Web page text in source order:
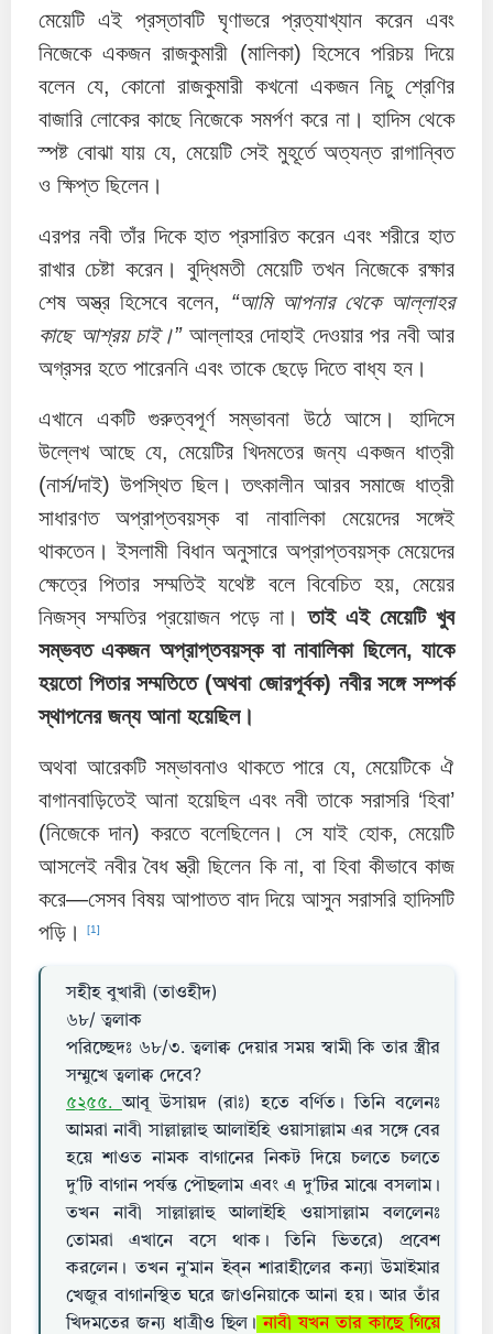
মেয়েটি এই প্রস্তাবটি ঘৃণাভরে প্রত্যাখ্যান করেন এবং
নিজেকে একজন রাজকুমারী (মালিকা) হিসেবে পরিচয় দিয়ে
বলেন যে, কোনো রাজকুমারী কখনো একজন নিচু শ্রেণির
বাজারি লোকের কাছে নিজেকে সমর্পণ করে না। হাদিস থেকে
স্পষ্ট বোঝা যায় যে, মেয়েটি সেই মুহূর্তে অত্যন্ত রাগান্বিত
ও ক্ষিপ্ত ছিলেন।
এরপর নবী তাঁর দিকে হাত প্রসারিত করেন এবং শরীরে হাত
রাখার চেষ্টা করেন। বুদ্ধিমতী মেয়েটি তখন নিজেকে রক্ষার
শেষ অস্ত্র হিসেবে বলেন, “আমি আপনার থেকে আল্লাহর
কাছে আশ্রয় চাই।”আল্লাহর দোহাই দেওয়ার পর নবী আর
অগ্রসর হতে পারেননি এবং তাকে ছেড়ে দিতে বাধ্য হন।
এখানে একটি গুরুত্বপূর্ণ সম্ভাবনা উঠে আসে। হাদিসে
উল্লেখ আছে যে, মেয়েটির খিদমতের জন্য একজন ধাত্রী
(নার্স/দাই) উপস্থিত ছিল। তৎকালীন আরব সমাজে ধাত্রী
সাধারণত অপ্রাপ্তবয়স্ক বা নাবালিকা মেয়েদের সঙ্গেই
থাকতেন। ইসলামী বিধান অনুসারে অপ্রাপ্তবয়স্ক মেয়েদের
ক্ষেত্রে পিতার সম্মতিই যথেষ্ট বলে বিবেচিত হয়, মেয়ের
নিজস্ব সম্মতির প্রয়োজন পড়ে না।তাই এই মেয়েটি খুব
সম্ভবত একজন অপ্রাপ্তবয়স্ক বা নাবালিকা ছিলেন, যাকে
হয়তো পিতার সম্মতিতে (অথবা জোরপূর্বক) নবীর সঙ্গে সম্পর্ক
স্থাপনের জন্য আনা হয়েছিল।
অথবা আরেকটি সম্ভাবনাও থাকতে পারে যে, মেয়েটিকে ঐ
বাগানবাড়িতেই আনা হয়েছিল এবং নবী তাকে সরাসরি ‘হিবা’
(নিজেকে দান) করতে বলেছিলেন। সে যাই হোক, মেয়েটি
আসলেই নবীর বৈধ স্ত্রী ছিলেন কি না, বা হিবা কীভাবে কাজ
করে—সেসব বিষয় আপাতত বাদ দিয়ে আসুন সরাসরি হাদিসটি
পড়ি।
[1]
সহীহ বুখারী (তাওহীদ)
৬৮/ ত্বলাক
পরিচ্ছেদঃ ৬৮/৩. ত্বলাক্ব দেয়ার সময় স্বামী কি তার স্ত্রীর
সম্মুখে ত্বলাক্ব দেবে?
৫২৫৫.আবূ উসায়দ (রাঃ) হতে বর্ণিত। তিনি বলেনঃ
আমরা নাবী সাল্লাল্লাহু আলাইহি ওয়াসাল্লাম এর সঙ্গে বের
হয়ে শাওত নামক বাগানের নিকট দিয়ে চলতে চলতে
দু’টি বাগান পর্যন্ত পৌছলাম এবং এ দু’টির মাঝে বসলাম।
তখন নাবী সাল্লাল্লাহু আলাইহি ওয়াসাল্লাম বললেনঃ
তোমরা এখানে বসে থাক। তিনি ভিতরে) প্রবেশ
করলেন। তখন নু’মান ইব্ন শারাহীলের কন্যা উমাইমার
খেজুর বাগানস্থিত ঘরে জাওনিয়াকে আনা হয়। আর তাঁর
খিদমতের জন্য ধাত্রীও ছিল। নাবী যখন তার কাছে গিয়ে